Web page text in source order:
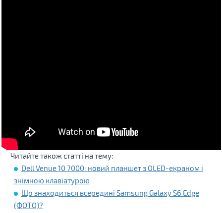
Читайте також статті на тему:
Dell Venue 10 7000: новий планшет з OLED-екраном і
знімною клавіатурою
Що знаходиться всередині Samsung Galaxy S6 Edge
(ФОТО)?